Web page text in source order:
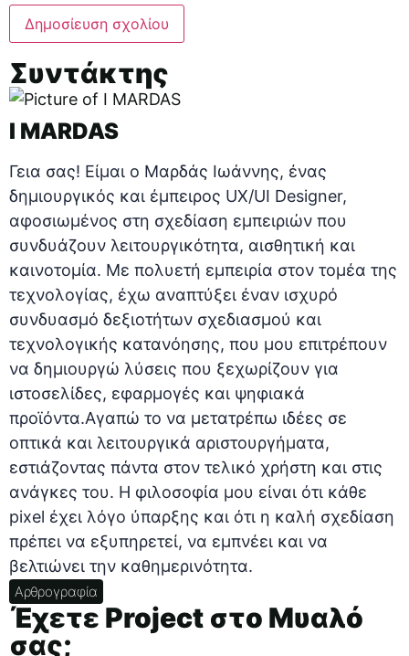
Συντάκτης
I MARDAS
Γεια σας! Είμαι ο Μαρδάς Ιωάννης, ένας
δημιουργικός και έμπειρος UX/UI Designer,
αφοσιωμένος στη σχεδίαση εμπειριών που
συνδυάζουν λειτουργικότητα, αισθητική και
καινοτομία. Με πολυετή εμπειρία στον τομέα της
τεχνολογίας, έχω αναπτύξει έναν ισχυρό
συνδυασμό δεξιοτήτων σχεδιασμού και
τεχνολογικής κατανόησης, που μου επιτρέπουν
να δημιουργώ λύσεις που ξεχωρίζουν για
ιστοσελίδες, εφαρμογές και ψηφιακά
προϊόντα.Αγαπώ το να μετατρέπω ιδέες σε
οπτικά και λειτουργικά αριστουργήματα,
εστιάζοντας πάντα στον τελικό χρήστη και στις
ανάγκες του. Η φιλοσοφία μου είναι ότι κάθε
pixel έχει λόγο ύπαρξης και ότι η καλή σχεδίαση
πρέπει να εξυπηρετεί, να εμπνέει και να
βελτιώνει την καθημερινότητα.
Αρθρογραφία
Έχετε Project στο Μυαλό
σας;